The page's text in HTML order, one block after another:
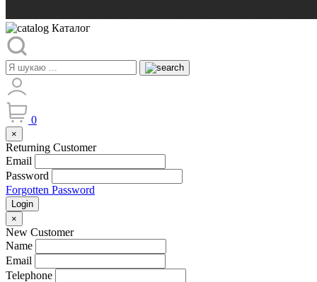
Каталог
0
×
Returning Customer
Email
Password
Forgotten Password
Login
×
New Customer
Name
Email
Telephone